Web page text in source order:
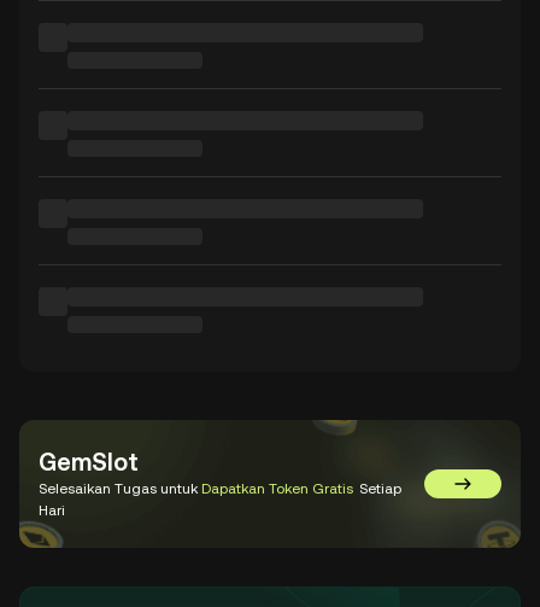
GemSlot
Selesaikan Tugas untuk Dapatkan Token Gratis Setiap
Hari
Kunjungi